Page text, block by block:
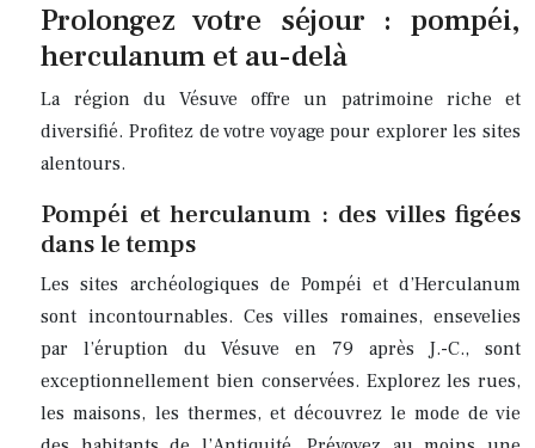
Prolongez votre séjour : pompéi,
herculanum et au-delà
La région du Vésuve offre un patrimoine riche et
diversifié. Profitez de votre voyage pour explorer les sites
alentours.
Pompéi et herculanum : des villes figées
dans le temps
Les sites archéologiques de Pompéi et d’Herculanum
sont incontournables. Ces villes romaines, ensevelies
par l’éruption du Vésuve en 79 après J.-C., sont
exceptionnellement bien conservées. Explorez les rues,
les maisons, les thermes, et découvrez le mode de vie